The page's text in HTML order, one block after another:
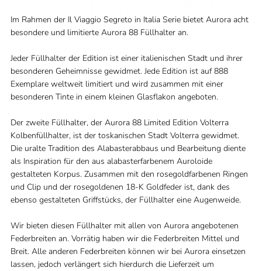
Im Rahmen der Il Viaggio Segreto in Italia Serie bietet Aurora acht
besondere und limitierte Aurora 88 Füllhalter an.
Jeder Füllhalter der Edition ist einer italienischen Stadt und ihrer
besonderen Geheimnisse gewidmet. Jede Edition ist auf 888
Exemplare weltweit limitiert und wird zusammen mit einer
besonderen Tinte in einem kleinen Glasflakon angeboten.
Der zweite Füllhalter, der Aurora 88 Limited Edition Volterra
Kolbenfüllhalter, ist der toskanischen Stadt Volterra gewidmet.
Die uralte Tradition des Alabasterabbaus und Bearbeitung diente
als Inspiration für den aus alabasterfarbenem Auroloide
gestalteten Korpus. Zusammen mit den rosegoldfarbenen Ringen
und Clip und der rosegoldenen 18-K Goldfeder ist, dank des
ebenso gestalteten Griffstücks, der Füllhalter eine Augenweide.
Wir bieten diesen Füllhalter mit allen von Aurora angebotenen
Federbreiten an. Vorrätig haben wir die Federbreiten Mittel und
Breit. Alle anderen Federbreiten können wir bei Aurora einsetzen
lassen, jedoch verlängert sich hierdurch die Lieferzeit um